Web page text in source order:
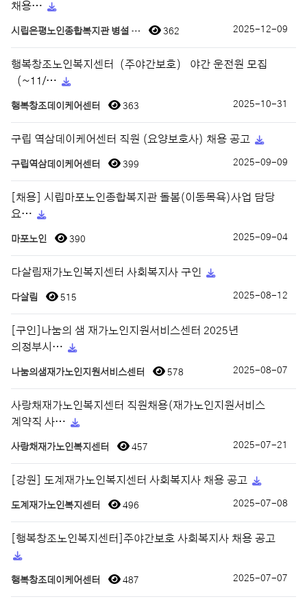
채용…
시립은평노인종합복지관 병설 … 362 2025-12-09
행복창조노인복지센터（주야간보호） 야간 운전원 모집
（~11/…
행복창조데이케어센터 363 2025-10-31
구립 역삼데이케어센터 직원 (요양보호사) 채용 공고
구립역삼데이케어센터 399 2025-09-09
[채용] 시립마포노인종합복지관 돌봄(이동목욕)사업 담당
요…
마포노인 390 2025-09-04
다살림재가노인복지센터 사회복지사 구인
다살림 515 2025-08-12
[구인]나눔의 샘 재가노인지원서비스센터 2025년
의정부시…
나눔의샘재가노인지원서비스센터 578 2025-08-07
사랑채재가노인복지센터 직원채용(재가노인지원서비스
계약직 사…
사랑채재가노인복지센터 457 2025-07-21
[강원] 도계재가노인복지센터 사회복지사 채용 공고
도계재가노인복지센터 496 2025-07-08
[행복창조노인복지센터]주야간보호 사회복지사 채용 공고
행복창조데이케어센터 487 2025-07-07